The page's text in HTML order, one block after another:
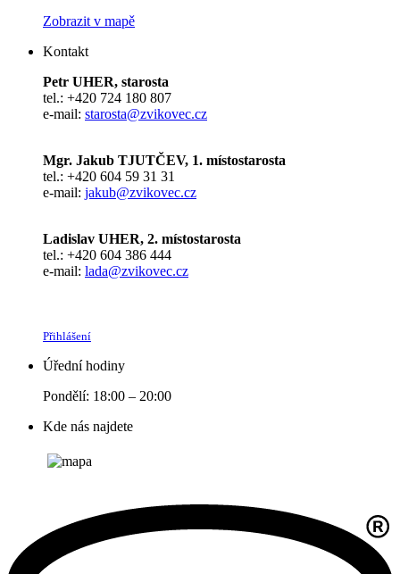
Zobrazit v mapě
Kontakt
Petr UHER, starosta
tel.: +420 724 180 807
e-mail: starosta@zvikovec.cz
Mgr. Jakub TJUTČEV, 1. místostarosta
tel.: +420 604 59 31 31
e-mail: jakub@zvikovec.cz
Ladislav UHER, 2. místostarosta
tel.: +420 604 386 444
e-mail: lada@zvikovec.cz
Přihlášení
Úřední hodiny
Pondělí: 18:00 – 20:00
Kde nás najdete